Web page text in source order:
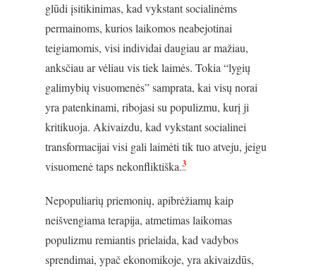
glūdi įsitikinimas, kad vykstant socialinėms
permainoms, kurios laikomos neabejotinai
teigiamomis, visi individai daugiau ar mažiau,
anksčiau ar vėliau vis tiek laimės. Tokia “lygių
galimybių visuomenės” samprata, kai visų norai
yra patenkinami, ribojasi su populizmu, kurį ji
kritikuoja. Akivaizdu, kad vykstant socialinei
transformacijai visi gali laimėti tik tuo atveju, jeigu
visuomenė taps nekonfliktiška.3
Nepopuliarių priemonių, apibrėžiamų kaip
neišvengiama terapija, atmetimas laikomas
populizmu remiantis prielaida, kad vadybos
sprendimai, ypač ekonomikoje, yra akivaizdūs,